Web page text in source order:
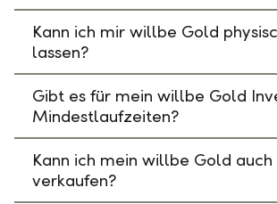
Kann ich mir willbe Gold
lassen?
Gibt es für mein willbe Gold
Mindestlaufzeiten?
Kann ich mein willbe Gold
verkaufen?